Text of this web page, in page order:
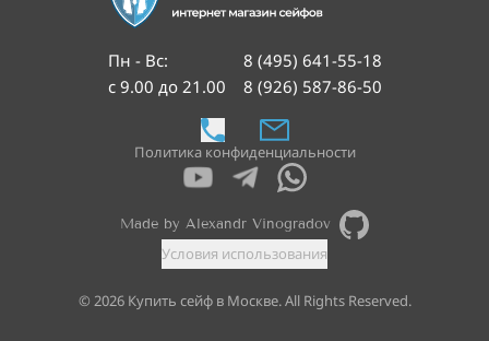
Пн - Вс:
с 9.00 до 21.00
8 (495) 641-55-18
8 (926) 587-86-50
Политика конфиденциальности
Условия использования
© 2026Купить сейф в Москве. All Rights Reserved.
Made by Alexandr Vinogradov